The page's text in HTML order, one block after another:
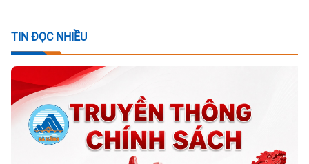
TIN ĐỌC NHIỀU